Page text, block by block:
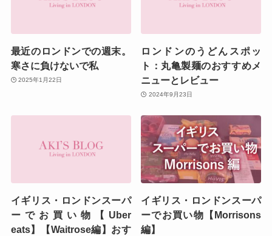
最近のロンドンでの週末。
寒さに負けないで私
2025年1月22日
ロンドンのうどんスポッ
ト：丸亀製麺のおすすめメ
ニューとレビュー
2024年9月23日
イギリス・ロンドンスーパ
ーでお買い物【Uber
eats】【Waitrose編】おす
イギリス・ロンドンスーパ
ーでお買い物【Morrisons
編】